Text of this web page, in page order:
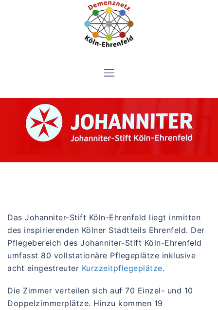
Das Johanniter-Stift Köln-Ehrenfeld liegt inmitten
des inspirierenden Kölner Stadtteils Ehrenfeld. Der
Pflegebereich des Johanniter-Stift Köln-Ehrenfeld
umfasst 80 vollstationäre Pflegeplätze inklusive
acht eingestreuter Kurzzeitpflegeplätze.
Die Zimmer verteilen sich auf 70 Einzel- und 10
Doppelzimmerplätze. Hinzu kommen 19